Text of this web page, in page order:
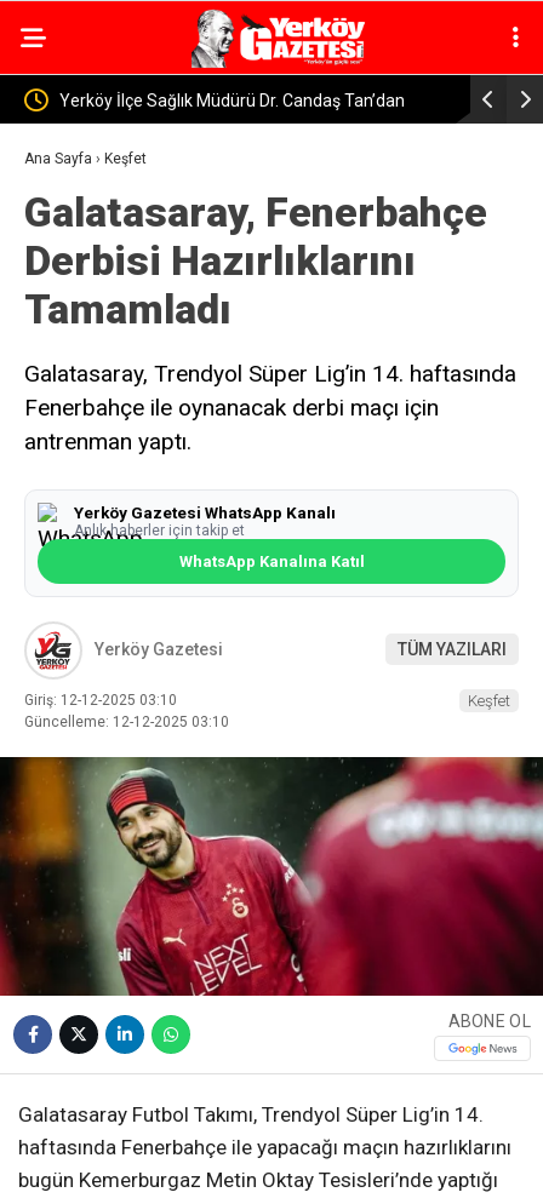
Müdürü Dr. Candaş Tan’dan
Mesajı: “Bir Damla Anne Sütü, Bir
Yerköy’de ve Sorgun’da
Ana Sayfa › Keşfet
Galatasaray, Fenerbahçe
Derbisi Hazırlıklarını
Tamamladı
Galatasaray, Trendyol Süper Lig’in 14. haftasında
Fenerbahçe ile oynanacak derbi maçı için
antrenman yaptı.
Yerköy Gazetesi WhatsApp Kanalı
Anlık haberler için takip et
WhatsApp Kanalına Katıl
Yerköy Gazetesi TÜM YAZILARI
Giriş: 12-12-2025 03:10
Güncelleme: 12-12-2025 03:10
Keşfet
ABONE OL
Galatasaray Futbol Takımı, Trendyol Süper Lig’in 14.
haftasında Fenerbahçe ile yapacağı maçın hazırlıklarını
bugün Kemerburgaz Metin Oktay Tesisleri’nde yaptığı